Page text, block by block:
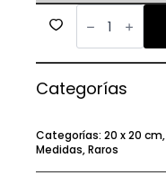
455
cantidad
Categorías
Categorías: 20 x 20 cm,
Medidas,Raros